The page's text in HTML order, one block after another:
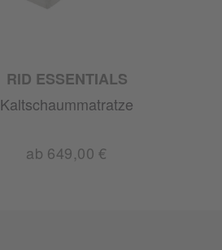
RID ESSENTIALS
Kaltschaummatratze
ab 649,00 €